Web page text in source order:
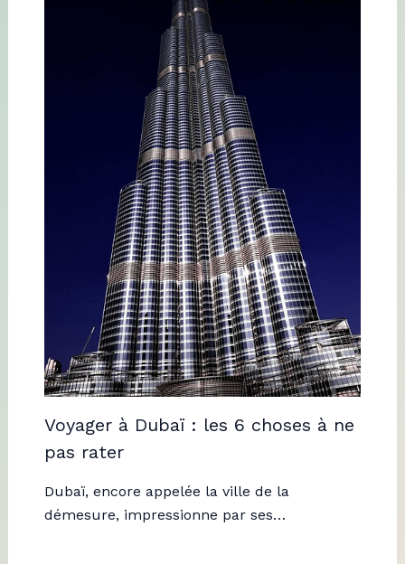
Voyager à Dubaï : les 6 choses à ne
pas rater
Dubaï, encore appelée la ville de la
démesure, impressionne par ses…